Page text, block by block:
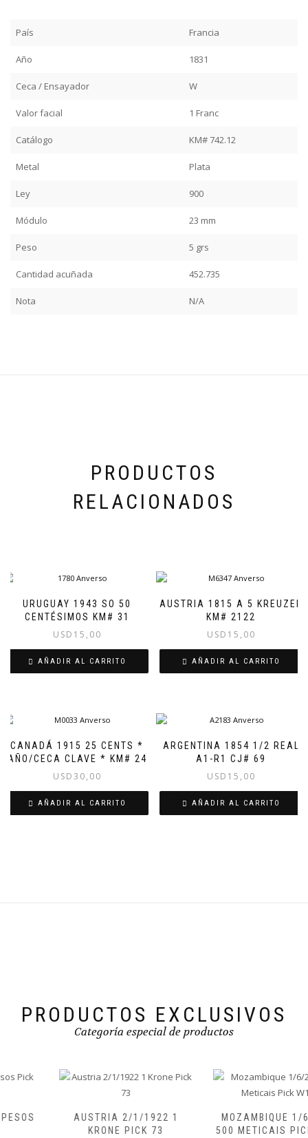
País Francia
Año 1831
Ceca / Ensayador W
Valor facial 1 Franc
Catálogo KM# 742.12
Metal Plata
Ley 900
Módulo 23 mm
Peso 5 grs
Cantidad acuñada 452.735
Nota N/A
PRODUCTOS
RELACIONADOS
URUGUAY 1943 SO 50
CENTÉSIMOS KM# 31
USD 15,00
AÑADIR AL CARRITO
AUSTRIA 1815 A 5 KREUZER
KM# 2122
USD 15,00
AÑADIR AL CARRITO
CANADÁ 1915 25 CENTS *
AÑO/CECA CLAVE * KM# 24
USD30,00
AÑADIR AL CARRITO
ARGENTINA 1854 1/2 REAL
A1-R1 CJ# 69
USD 15,00
AÑADIR AL CARRITO
PRODUCTOS EXCLUSIVOS
Categoría especial de productos
AUSTRIA 2/1/1922 1
KRONE PICK 73
MOZAMBIQUE 1/6/2024
500 METICAIS PICK W159